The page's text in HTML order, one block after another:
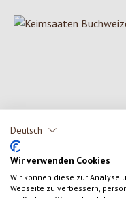
Deutsch
Wir verwenden Cookies
Wir können diese zur Analyse
Webseite zu verbessern,
Rapunzel
Keimsaaten Buchweizen
Inhalt:40 g(32,25 €
/ kg)